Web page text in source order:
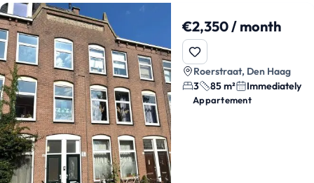
€2,350 / month
Roerstraat, Den Haag
3
85 m² Immediately
Appartement